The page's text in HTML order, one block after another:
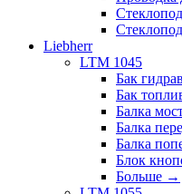
Liebherr
LTM 1045
Бак
Бак
Балка
Балка
Балка
Блок
Больше →